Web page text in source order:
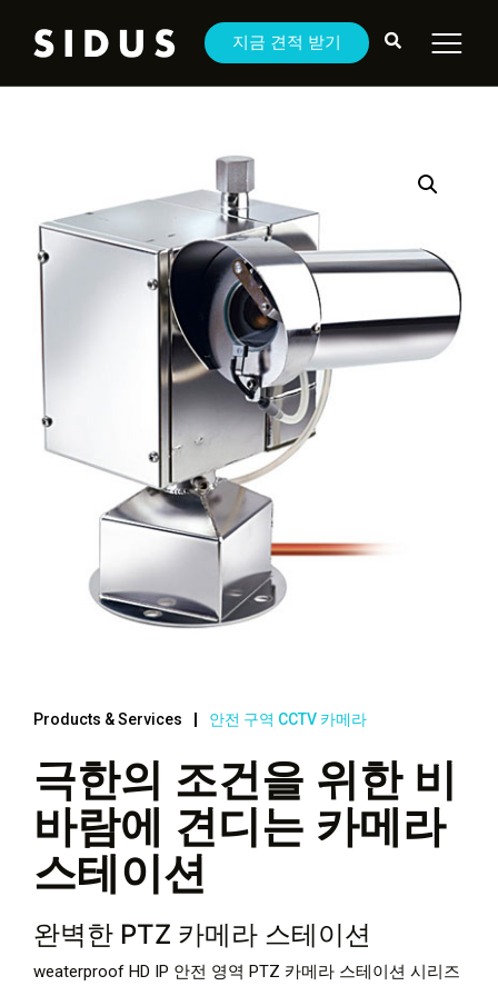
지금 견적 받기
Products & Services 안전 구역 CCTV 카메라
극한의 조건을 위한 비
바람에 견디는 카메라
스테이션
완벽한 PTZ 카메라 스테이션
weaterproof HD IP 안전 영역 PTZ 카메라 스테이션 시리즈